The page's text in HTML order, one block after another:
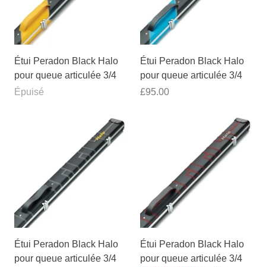
Étui Peradon Black Halo
pour queue articulée 3/4
Épuisé
Étui Peradon Black Halo
pour queue articulée 3/4
£95.00
Étui Peradon Black Halo
pour queue articulée 3/4
Étui Peradon Black Halo
pour queue articulée 3/4